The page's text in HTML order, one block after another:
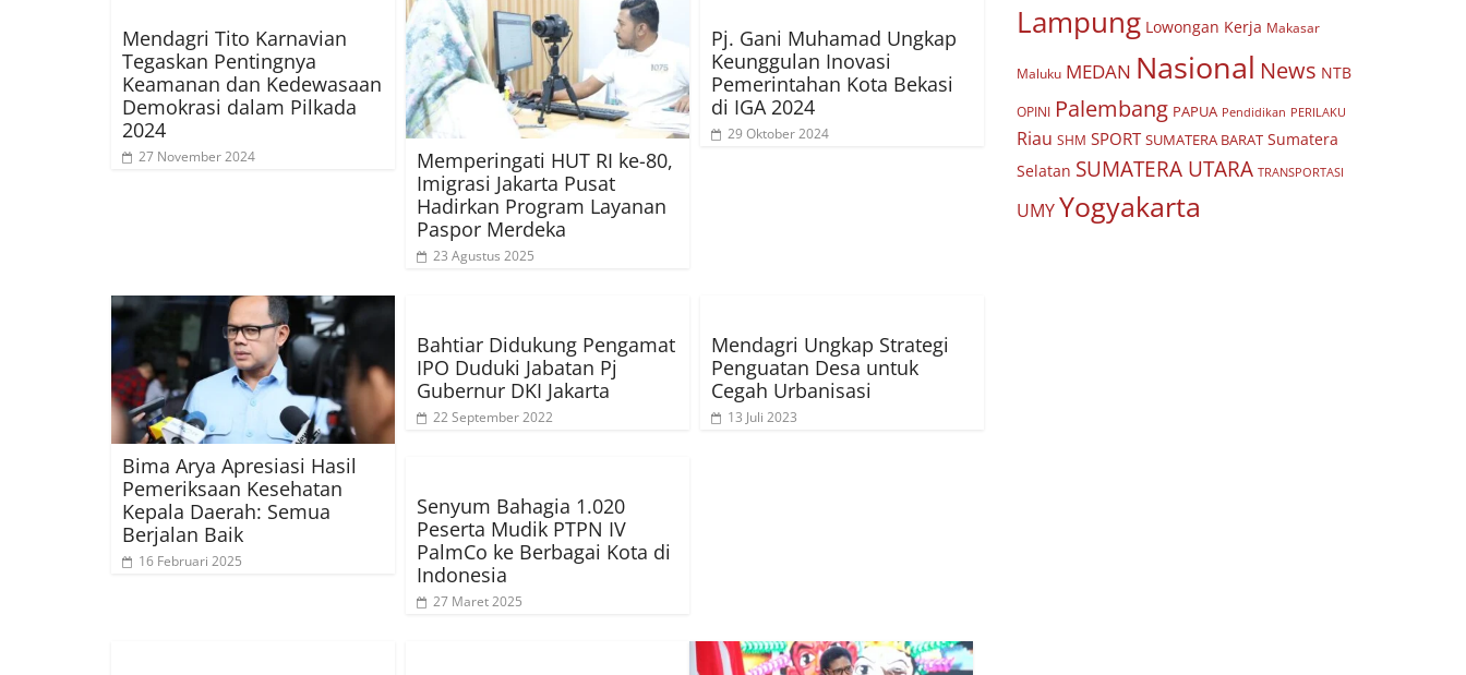
Mendagri Tito Karnavian
Tegaskan Pentingnya
Keamanan dan Kedewasaan
Demokrasi dalam Pilkada
2024
27 November 2024
Memperingati HUT RI ke-80,
Imigrasi Jakarta Pusat
Hadirkan Program Layanan
Paspor Merdeka
23 Agustus 2025
Pj. Gani Muhamad Ungkap
Keunggulan Inovasi
Pemerintahan Kota Bekasi
di IGA 2024
29 Oktober 2024
Bima Arya Apresiasi Hasil
Pemeriksaan Kesehatan
Kepala Daerah: Semua
Berjalan Baik
16 Februari 2025
Bahtiar Didukung Pengamat
IPO Duduki Jabatan Pj
Gubernur DKI Jakarta
22 September 2022
Mendagri Ungkap Strategi
Penguatan Desa untuk
Cegah Urbanisasi
13 Juli 2023
Senyum Bahagia 1.020
Peserta Mudik PTPN IV
PalmCo ke Berbagai Kota di
Indonesia
27 Maret 2025
Lampung Lowongan Kerja Makasar
Maluku MEDAN Nasional News NTB
OPINI Palembang PAPUA Pendidikan PERILAKU
Riau SHM SPORT SUMATERA BARAT Sumatera
Selatan SUMATERA UTARA TRANSPORTASI
UMYYogyakarta